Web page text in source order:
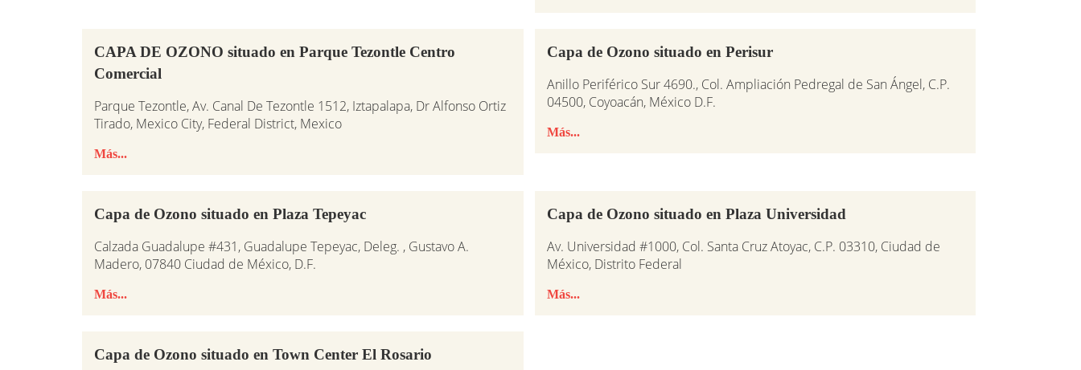
CAPA DE OZONO situado en Parque Tezontle Centro
Comercial
Parque Tezontle, Av. Canal De Tezontle 1512, Iztapalapa, Dr Alfonso Ortiz
Tirado, Mexico City, Federal District, Mexico
Más...
Capa de Ozono situado en Perisur
Anillo Periférico Sur 4690., Col. Ampliación Pedregal de San Ángel, C.P.
04500, Coyoacán, México D.F.
Más...
Capa de Ozono situado en Plaza Tepeyac
Calzada Guadalupe #431, Guadalupe Tepeyac, Deleg. , Gustavo A.
Madero, 07840 Ciudad de México, D.F.
Más...
Capa de Ozono situado en Plaza Universidad
Av. Universidad #1000, Col. Santa Cruz Atoyac, C.P. 03310, Ciudad de
México, Distrito Federal
Más...
Capa de Ozono situado en Town Center El Rosario